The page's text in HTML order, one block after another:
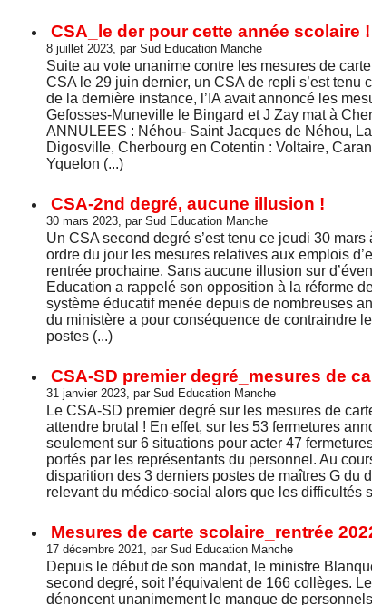
CSA_le der pour cette année scolaire !
8 juillet 2023, par Sud Education Manche
Suite au vote unanime contre les mesures de
CSA le 29 juin dernier, un CSA de repli s’est tenu
de la dernière instance, l’IA avait annoncé les
Gefosses-Muneville le Bingard et J Zay mat à
ANNULEES : Néhou- Saint Jacques de Néhou,
Digosville, Cherbourg en Cotentin : Voltaire,
Yquelon (...)
CSA-2nd degré, aucune illusion !
30 mars 2023, par Sud Education Manche
Un CSA second degré s’est tenu ce jeudi 30
ordre du jour les mesures relatives aux emplois
rentrée prochaine. Sans aucune illusion sur
Education a rappelé son opposition à la réforme
système éducatif menée depuis de nombreuses
du ministère a pour conséquence de contraindre
postes (...)
CSA-SD premier degré_mesures de
31 janvier 2023, par Sud Education Manche
Le CSA-SD premier degré sur les mesures de
attendre brutal ! En effet, sur les 53 fermetures
seulement sur 6 situations pour acter 47
portés par les représentants du personnel. Au
disparition des 3 derniers postes de maîtres G du
relevant du médico-social alors que les difficultés
Mesures de carte scolaire_rentrée
17 décembre 2021, par Sud Education Manche
Depuis le début de son mandat, le ministre
second degré, soit l’équivalent de 166 collèges.
dénoncent unanimement le manque de